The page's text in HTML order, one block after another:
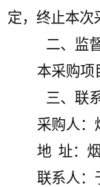
定，终止本次
二、 监
本采购项
三、 联
采购人：
地 址：
联系人：